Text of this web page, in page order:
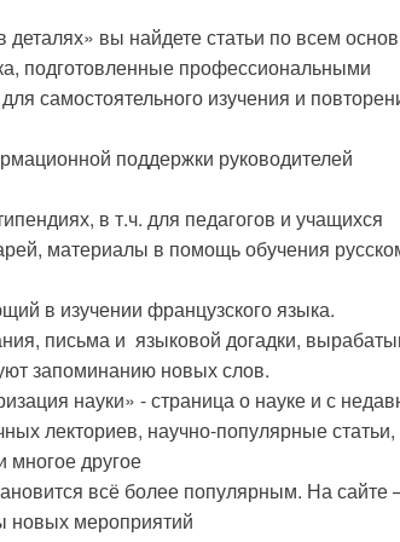
вы найдете статьи по всем
подготовленные профессиональными
самостоятельного изучения и
поддержки руководителей
в т.ч. для педагогов и учащихся
материалы в помощь обучения
в изучении французского языка.
письма и языковой догадки,
запоминанию новых слов.
науки» - страница о науке и с
лекториев, научно-популярные статьи,
многое другое
всё более популярным. На сайте
новых мероприятий